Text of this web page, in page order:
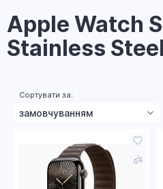
Apple Watch
Stainless Steel
Сортувати за:
зростанням ціни
зменшенням ціни